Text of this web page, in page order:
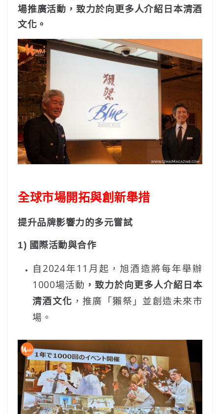
場推廣活動，致力於向更多人介紹日本清酒
文化。
全球市場開拓與創新舉措
提升品牌影響力的多元嘗試
1) 國際活動與合作
自2024年11月起，旭酒造將每年舉辦
1000場活動 ，致力於向更多人介紹日本
清酒文化 ，推廣「獺祭」並創造未來市
場。